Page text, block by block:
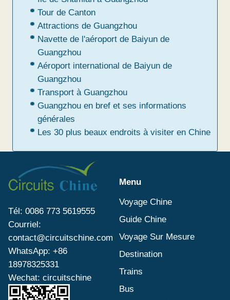
Tour de Canton
Attractions de Guangzhou
Navette de l'aéroport de Baiyun de
Guangzhou
Aéroport international de Baiyun de
Guangzhou
Transport à Guangzhou
Guangzhou en bref et ses informations
générales
Les 30 plus beaux endroits à visiter en Chine
Tél: 0086 773 5619555
Courriel:
contact@circuitschine.com
WhatsApp: +86
18978325331
Wechat: circuitschine
Menu
Voyage Chine
Guide Chine
Voyage Sur Mesure
Destination
Trains
Bus